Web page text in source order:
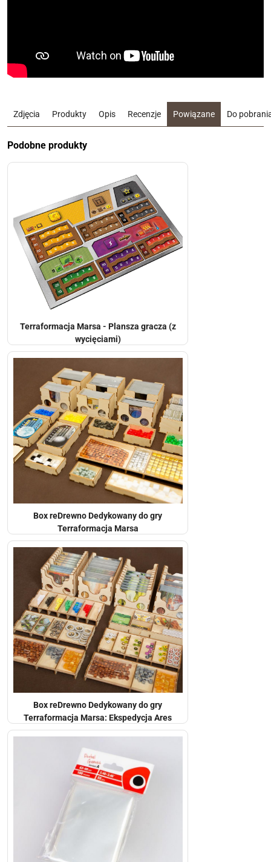
Zdjęcia Produkty Opis Recenzje Powiązane Do
Podobne produkty
Terraformacja Marsa - Plansza gracza (z
wycięciami)
Box reDrewno Dedykowany do gry
Terraformacja Marsa
Box reDrewno Dedykowany do gry
Terraformacja Marsa: Ekspedycja Ares